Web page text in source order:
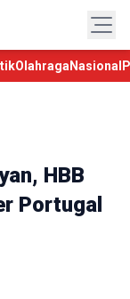
Olahraga Nasional
HBB
Portugal